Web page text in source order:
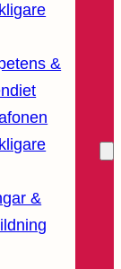
&
&